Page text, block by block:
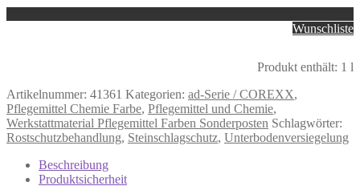
Wunschliste
Produkt enthält: 1 l
Artikelnummer: 41361 Kategorien: ad-Serie / COREXX,
Pflegemittel Chemie Farbe, Pflegemittel und Chemie,
Werkstattmaterial Pflegemittel Farben Sonderposten Schlagwörter:
Rostschutzbehandlung, Steinschlagschutz, Unterbodenversiegelung
Beschreibung
Produktsicherheit